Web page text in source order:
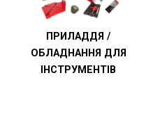
ПРИЛАДДЯ /
ОБЛАДНАННЯ ДЛЯ
ІНСТРУМЕНТІВ